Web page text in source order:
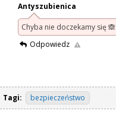
Antyszubienica
Chyba nie doczekamy się 🙈
Odpowiedz
Tagi: bezpieczeństwo